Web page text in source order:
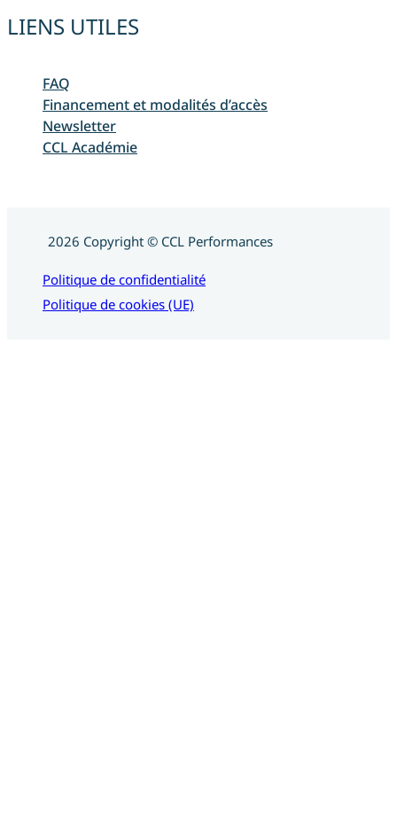
LIENS UTILES
FAQ
Financement et modalités d’accès
Newsletter
CCL Académie
2026 Copyright © CCL Performances
Politique de confidentialité
Politique de cookies (UE)